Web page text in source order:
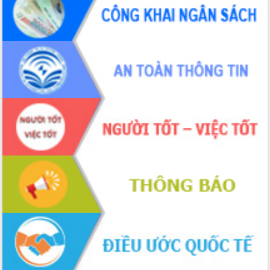
ứng để giữ vững thị trường xuất khẩu
Diễn đàn Kinh tế tư nhân Việt Nam đột
phá cơ chế - Hợp tác công tư
Đề án 06 tạo bước ngoặt đột phá trong
cải cách hành chính tỉnh Đắk Lắk
Kết nối tour, đẩy mạnh chuyển đổi số
để phát triển du lịch Đắk Lắk
Khởi động Dự án Đầu tư xây dựng hạ
tầng kỹ thuật Cụm công nghiệp Tân
Tiến
Gặp mặt các cơ quan báo chí nhân Kỷ
niệm 101 năm Ngày Báo chí Cách
mạng Việt Nam
Đắk Lắk sơ kết 4 năm triển khai thực
hiện Đề án 06 của Chính phủ
Họp báo thông tin về Hội nghị Công bố
Quy hoạch và Xúc tiến đầu tư tỉnh Đắk
Lắk
Khơi thông điểm nghẽn, đẩy nhanh
giải ngân vốn khắc phục thiên tai